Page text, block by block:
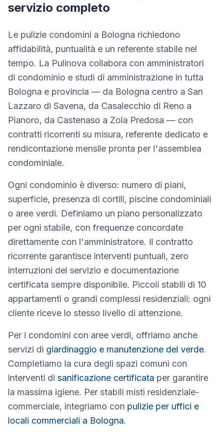
servizio completo
Le pulizie condomini a Bologna richiedono
affidabilità, puntualità e un referente stabile nel
tempo. La Pulinova collabora con amministratori
di condominio e studi di amministrazione in tutta
Bologna e provincia — da Bologna centro a San
Lazzaro di Savena, da Casalecchio di Reno a
Pianoro, da Castenaso a Zola Predosa — con
contratti ricorrenti su misura, referente dedicato e
rendicontazione mensile pronta per l'assemblea
condominiale.
Ogni condominio è diverso: numero di piani,
superficie, presenza di cortili, piscine condominiali
o aree verdi. Definiamo un piano personalizzato
per ogni stabile, con frequenze concordate
direttamente con l'amministratore. Il contratto
ricorrente garantisce interventi puntuali, zero
interruzioni del servizio e documentazione
certificata sempre disponibile. Piccoli stabili di 10
appartamenti o grandi complessi residenziali: ogni
cliente riceve lo stesso livello di attenzione.
Per i condomini con aree verdi, offriamo anche
servizi di giardinaggio e manutenzione del verde.
Completiamo la cura degli spazi comuni con
interventi di sanificazione certificata per garantire
la massima igiene. Per stabili misti residenziale-
commerciale, integriamo con pulizie per uffici e
locali commerciali a Bologna.